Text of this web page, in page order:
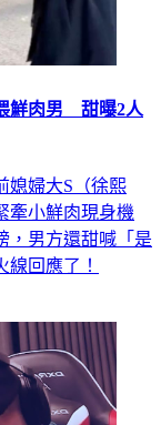
鮮肉男 甜曝2人
媳婦大S（徐熙
牽小鮮肉現身機
，男方還甜喊「是
回應了！